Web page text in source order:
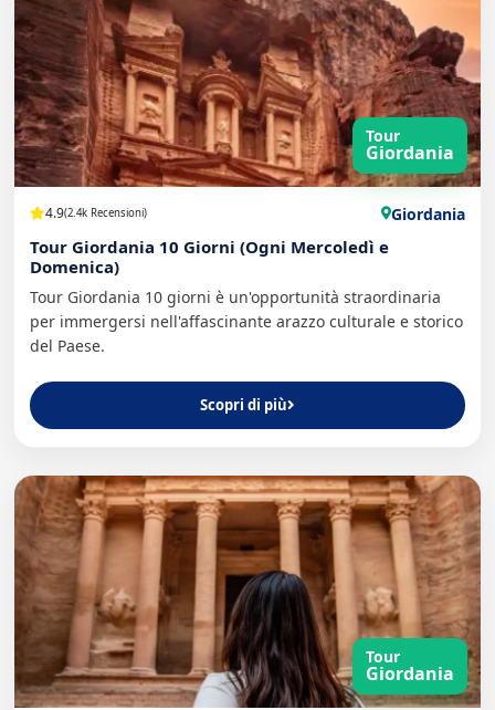
Tour
Giordania
4.9(2.4k Recensioni) Giordania
Tour Giordania 10 Giorni (Ogni Mercoledì e
Domenica)
Tour Giordania 10 giorni è un'opportunità straordinaria
per immergersi nell'affascinante arazzo culturale e storico
del Paese.
Scopri di più
Tour
Giordania